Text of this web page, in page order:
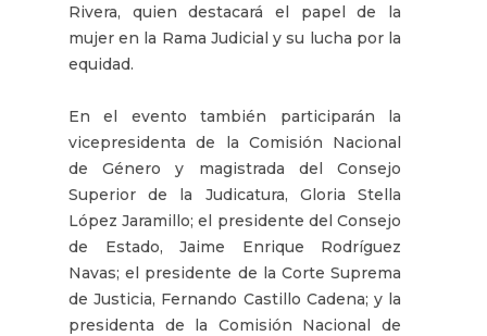
Rivera, quien destacará el papel de la
mujer en la Rama Judicial y su lucha por la
equidad.
En el evento también participarán la
vicepresidenta de la Comisión Nacional
de Género y magistrada del Consejo
Superior de la Judicatura, Gloria Stella
López Jaramillo; el presidente del Consejo
de Estado, Jaime Enrique Rodríguez
Navas; el presidente de la Corte Suprema
de Justicia, Fernando Castillo Cadena; y la
presidenta de la Comisión Nacional de